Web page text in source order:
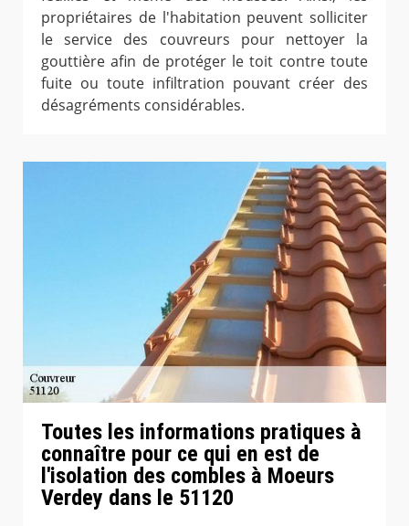
propriétaires de l'habitation peuvent solliciter
le service des couvreurs pour nettoyer la
gouttière afin de protéger le toit contre toute
fuite ou toute infiltration pouvant créer des
désagréments considérables.
Toutes les informations pratiques à
connaître pour ce qui en est de
l'isolation des combles à Moeurs
Verdey dans le 51120